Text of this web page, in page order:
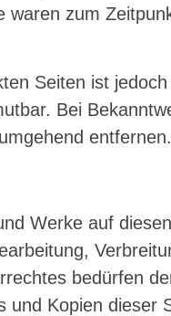
zum
Seiten ist
Bei
entfernen.
Werke auf
bedürfen
und Kopien dieser